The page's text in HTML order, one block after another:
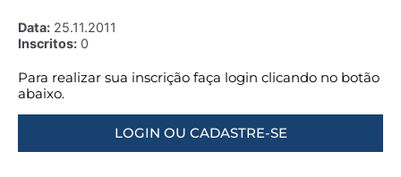
Data: 25.11.2011
Inscritos: 0
Para realizar sua inscrição faça login clicando no botão
abaixo.
LOGIN OU CADASTRE-SE